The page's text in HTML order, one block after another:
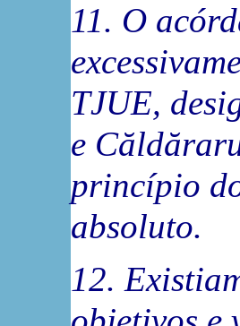
11. O
TJUE,
e
princípio
absoluto.
12.